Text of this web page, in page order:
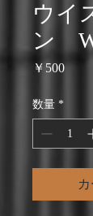
ウイ
ン
￥500価
数量 *